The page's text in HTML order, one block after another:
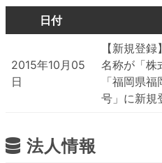
日付
2015年10月05
日
【新規登録】
名称が「株
「福岡県
号」に新規
法人情報